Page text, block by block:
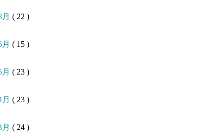
月 ( 22 )
月 ( 15 )
月 ( 23 )
月 ( 23 )
月 ( 24 )